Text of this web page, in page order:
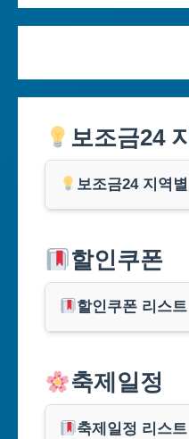
보조금24
보조금24 지역별
부산광역시
대구광역시
인천광역시
광주광역시
할인쿠폰
할인쿠폰 리스트
쿠팡
축제일정
축제일정 리스트